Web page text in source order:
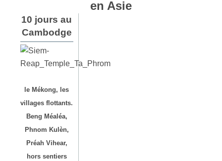
en Asie
10 jours au
Cambodge
le Mékong, les
villages flottants.
Beng Méaléa,
Phnom Kulèn,
Préah Vihear,
hors sentiers